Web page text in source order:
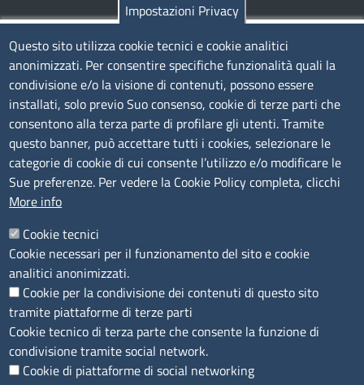
TRASPARENZA
Albo Online
Amministrazione trasparente
Bandi e concorsi
Segnalazioni Whistleblowing
Accessibilità
IBAN e pagamenti informatici
Informative privacy e cookie
Verifiche PA
Attuazione misure PNRR
Modulistica
SEGUICI SU
Impostazioni Privacy
Questo sito utilizza cookie tecnici e cookie analitici
anonimizzati. Per consentire specifiche funzionalità quali la
condivisione e/o la visione di contenuti, possono essere
installati, solo previo Suo consenso, cookie di terze parti che
consentono alla terza parte di profilare gli utenti. Tramite
questo banner, può accettare tutti i cookies, selezionare le
categorie di cookie di cui consente l’utilizzo e/o modificare le
Sue preferenze. Per vedere la Cookie Policy completa, clicchi
More info
Cookie tecnici
Cookie necessari per il funzionamento del sito e cookie
analitici anonimizzati.
Cookie per la condivisione dei contenuti di questo sito
tramite piattaforme di terze parti
Cookie tecnico di terza parte che consente la funzione di
condivisione tramite social network.
Cookie di piattaforme di social networking